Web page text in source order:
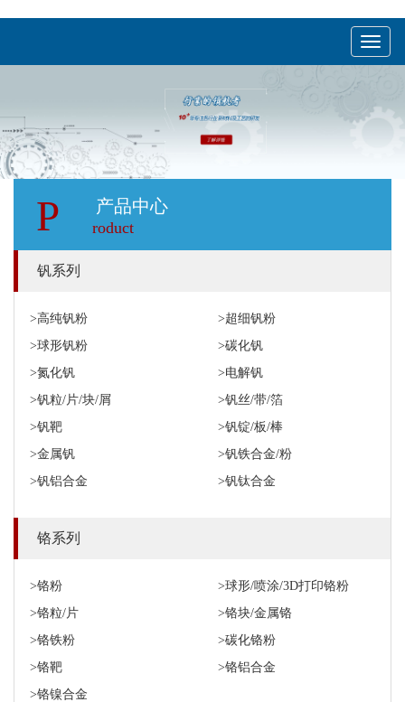
menu
P 产品中心
roduct
钒系列
>高纯钒粉
>超细钒粉
>球形钒粉
>碳化钒
>氮化钒
>电解钒
>钒粒/片/块/屑
>钒丝/带/箔
>钒靶
>钒锭/板/棒
>金属钒
>钒铁合金/粉
>钒铝合金
>钒钛合金
铬系列
>铬粉
>球形/喷涂/3D打印铬粉
>铬粒/片
>铬块/金属铬
>铬铁粉
>碳化铬粉
>铬靶
>铬铝合金
>铬镍合金